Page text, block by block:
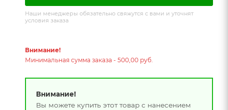
Наши менеджеры обязательно свяжутся с вами и уточнят
условия заказа
Внимание!
Минимальная сумма заказа - 500,00 руб.
Внимание!
Вы можете купить этот товар с нанесением